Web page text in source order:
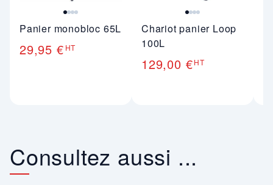
Panier monobloc 65L
29,95 € HT
Chariot panier Loop
100L
129,00 €HT
Consultez aussi ...